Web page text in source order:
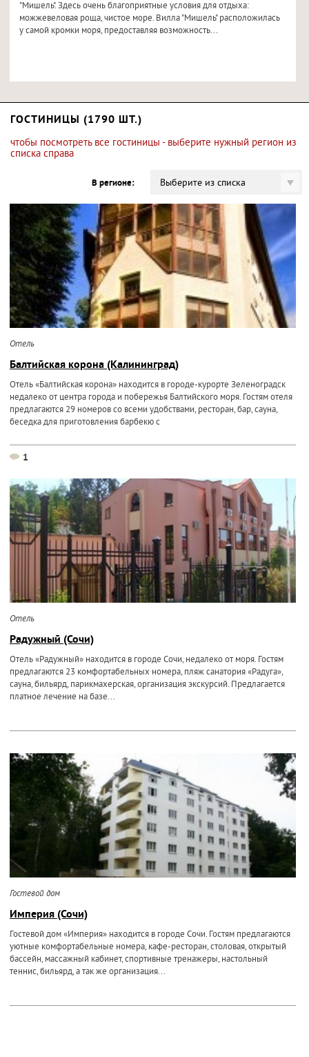
"Мишель". Здесь очень благоприятные условия для отдыха:
можжевеловая роща, чистое море. Вилла "Мишель" расположилась
у самой кромки моря, предоставляя возможность...
ГОСТИНИЦЫ (1790 ШТ.)
чтобы посмотреть все гостиницы - выберите нужный регион из
списка справа
В регионе: Выберите из списка
Отель
Балтийская корона (Калининград)
Отель «Балтийская корона» находится в городе-курорте Зеленоградск
недалеко от центра города и побережья Балтийского моря. Гостям отеля
предлагаются 29 номеров со всеми удобствами, ресторан, бар, сауна,
беседка для приготовления барбекю с
1
Отель
Радужный (Сочи)
Отель «Радужный» находится в городе Сочи, недалеко от моря. Гостям
предлагаются 23 комфортабельных номера, пляж санатория «Радуга»,
сауна, бильярд, парикмахерская, организация экскурсий. Предлагается
платное лечение на базе...
Гостевой дом
Империя (Сочи)
Гостевой дом «Империя» находится в городе Сочи. Гостям предлагаются
уютные комфортабельные номера, кафе-ресторан, столовая, открытый
бассейн, массажный кабинет, спортивные тренажеры, настольный
теннис, бильярд, а так же организация...